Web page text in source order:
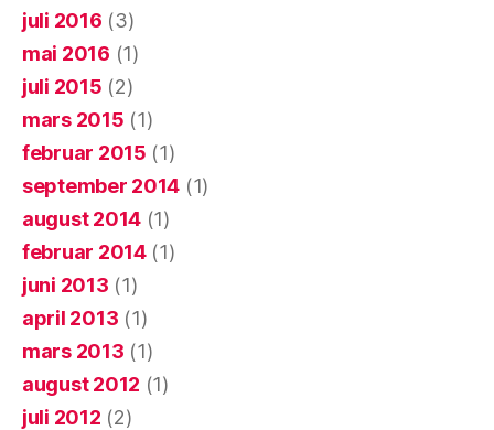
juli 2016 (3)
mai 2016 (1)
juli 2015 (2)
mars 2015 (1)
februar 2015 (1)
september 2014 (1)
august 2014 (1)
februar 2014(1)
juni 2013 (1)
april 2013 (1)
mars 2013 (1)
august 2012 (1)
juli 2012 (2)